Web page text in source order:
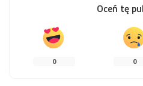
Oceń tę
0 0